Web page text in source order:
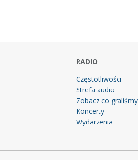
RADIO
Częstotliwości
Strefa audio
Zobacz co graliśmy
Koncerty
Wydarzenia